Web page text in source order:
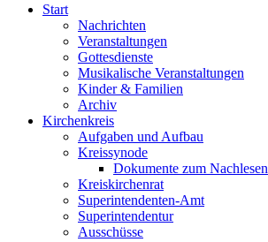
Start
Nachrichten
Veranstaltungen
Gottesdienste
Musikalische Veranstaltungen
Kinder & Familien
Archiv
Kirchenkreis
Aufgaben und Aufbau
Kreissynode
Dokumente zum Nachlesen
Kreiskirchenrat
Superintendenten-Amt
Superintendentur
Ausschüsse